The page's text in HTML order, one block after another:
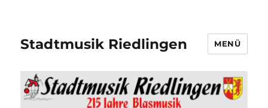
Stadtmusik Riedlingen MENÜ